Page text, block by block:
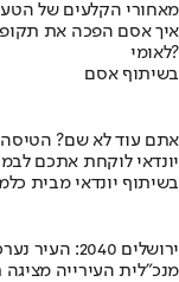
מאחורי הקלעים של
לאומי?
בשיתוף אסם
אתם עוד לא שם? הטיסה
יונדאי לוקחת אתכם
בשיתוף יונדאי מבית
ירושלים 2040: העיר נערכת ל- 1.5 מליון תושבים
מנכ"לית העירייה